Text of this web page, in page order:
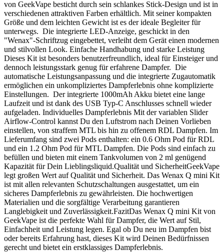
von GeekVape besticht durch sein schlankes Stick-Design und ist in
verschiedenen attraktiven Farben erhältlich. Mit seiner kompakten
Größe und dem leichten Gewicht ist es der ideale Begleiter für
unterwegs. Die integrierte LED-Anzeige, geschickt in den
"Wenax"-Schriftzug eingebettet, verleiht dem Gerät einen modernen
und stilvollen Look. Einfache Handhabung und starke Leistung
Dieses Kit ist besonders benutzerfreundlich, ideal für Einsteiger und
dennoch leistungsstark genug für erfahrene Dampfer. Die
automatische Leistungsanpassung und die integrierte Zugautomatik
ermöglichen ein unkompliziertes Dampferlebnis ohne komplizierte
Einstellungen. Der integrierte 1000mAh Akku bietet eine lange
Laufzeit und ist dank des USB Typ-C Anschlusses schnell wieder
aufgeladen. Individuelles Dampferlebnis Mit der variablen Slider
Airflow-Control kannst Du den Luftstrom nach Deinen Vorlieben
einstellen, von straffem MTL bis hin zu offenem RDL Dampfen. Im
Lieferumfang sind zwei Pods enthalten: ein 0.6 Ohm Pod für RDL
und ein 1.2 Ohm Pod für MTL Dampfen. Die Pods sind einfach zu
befüllen und bieten mit einem Tankvolumen von 2 ml genügend
Kapazität für Dein Lieblingsliquid.Qualität und SicherheitGeekVape
legt großen Wert auf Qualität und Sicherheit. Das Wenax Q mini Kit
ist mit allen relevanten Schutzschaltungen ausgestattet, um ein
sicheres Dampferlebnis zu gewährleisten. Die hochwertigen
Materialien und die sorgfältige Verarbeitung garantieren
Langlebigkeit und Zuverlässigkeit.FazitDas Wenax Q mini Kit von
GeekVape ist die perfekte Wahl für Dampfer, die Wert auf Stil,
Einfachheit und Leistung legen. Egal ob Du neu im Dampfen bist
oder bereits Erfahrung hast, dieses Kit wird Deinen Bedürfnissen
gerecht und bietet ein erstklassiges Dampferlebnis.